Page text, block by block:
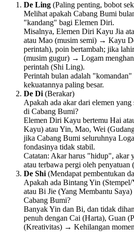
De Ling (Paling penting, bobot
Melihat apakah Cabang Bumi
"kandang" bagi Elemen Diri.
Misalnya, Elemen Diri Kayu Jia
atau Mao (musim semi) → Kayu
perintah), poin bertambah; jika
(musim gugur) → Logam
perintah (Shi Ling).
Perintah bulan adalah
kekuatannya paling besar.
De Di (Berakar)
Apakah ada akar dari elemen
di Cabang Bumi?
Elemen Diri Kayu bertemu Hai
Kayu) atau Yin, Mao, Wei
jika Cabang Bumi seluruhnya
fondasinya tidak stabil.
Catatan: Akar harus "hidup", akar
atau terbawa pergi oleh
De Shi (Mendapat pembentukan
Apakah ada Bintang Yin
atau Bi Jie (Yang Membantu
Cabang Bumi?
Banyak Yin dan Bi, dan tidak
penuh dengan Cai (Harta), Guan
(Kreativitas) → Kehilangan